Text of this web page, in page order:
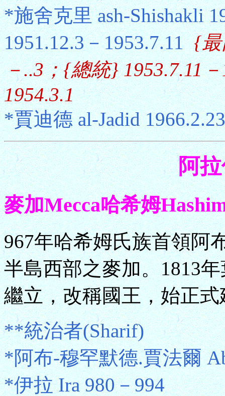
*施舍克里 ash-Shishakli
1951.12.3－1953.7.11{最
－..3；{總統} 1953.7.11
1954.3.1
*賈迪德 al-Jadid
阿
麥加Mecca哈希姆
967年哈希姆氏族首領阿
半島西部之麥加。1813
繼立，改稱國王，始正式
**統治者(Sharif)
*阿布-穆罕默德.賈法爾
*伊拉 Ira 980－994